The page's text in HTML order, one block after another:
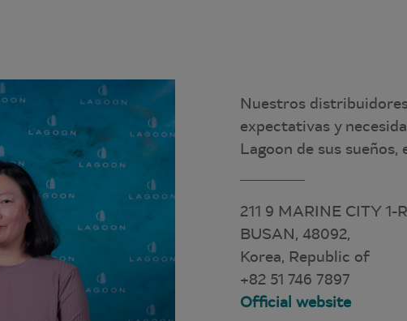
Nuestros
expectativas y
Lagoon de sus
211 9 MARINE CITY 1-
BUSAN, 48092,
Korea, Republic of
+82 51 746 7897
Official website